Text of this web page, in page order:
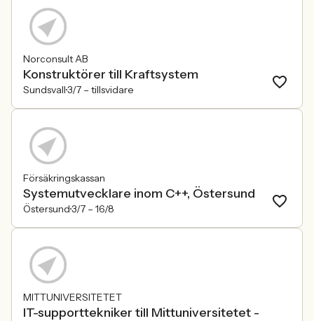
Norconsult AB
Konstruktörer till Kraftsystem
Sundsvall3/7 – tillsvidare
Försäkringskassan
Systemutvecklare inom C++, Östersund
Östersund3/7 – 16/8
MITTUNIVERSITETET
IT-supporttekniker till Mittuniversitetet -